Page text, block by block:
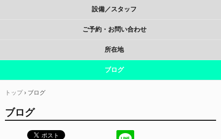
設備／スタッフ
ご予約・お問い合わせ
所在地
ブログ
トップ › ブログ
ブログ